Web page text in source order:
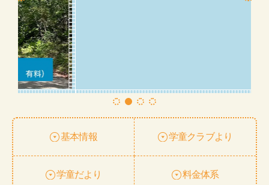
基本情報 学童クラブより
学童だより 料金体系